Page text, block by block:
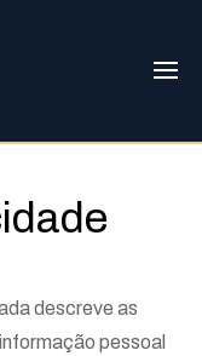
descreve as
pessoal